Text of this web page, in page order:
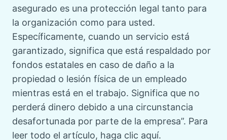
asegurado es una protección legal tanto para
la organización como para usted.
Específicamente, cuando un servicio está
garantizado, significa que está respaldado por
fondos estatales en caso de daño a la
propiedad o lesión física de un empleado
mientras está en el trabajo. Significa que no
perderá dinero debido a una circunstancia
desafortunada por parte de la empresa”. Para
leer todo el artículo, haga clic aquí.